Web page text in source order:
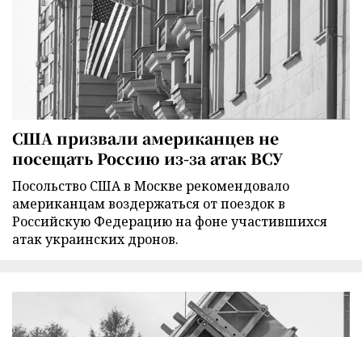
США призвали американцев не
посещать Россию из-за атак ВСУ
Посольство США в Москве рекомендовало
американцам воздержаться от поездок в
Российскую Федерацию на фоне участившихся
атак украинских дронов.